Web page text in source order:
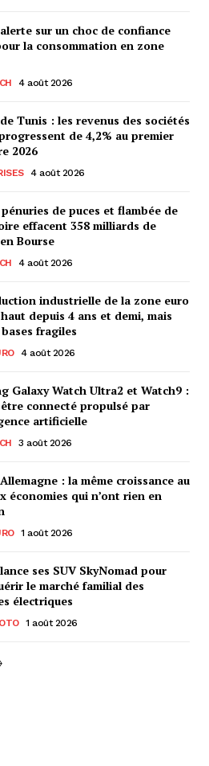
alerte sur un choc de confiance
la consommation en zone
4 août 2026
Tunis : les revenus des sociétés
de 4,2% au premier
2026
4 août 2026
de puces et flambée de
effacent 358 milliards de
Bourse
4 août 2026
industrielle de la zone euro
depuis 4 ans et demi, mais
fragiles
4 août 2026
Galaxy Watch Ultra2 et Watch9 :
connecté propulsé par
artificielle
3 août 2026
: la même croissance au
économies qui n’ont rien en
1 août 2026
ses SUV SkyNomad pour
le marché familial des
électriques
1 août 2026